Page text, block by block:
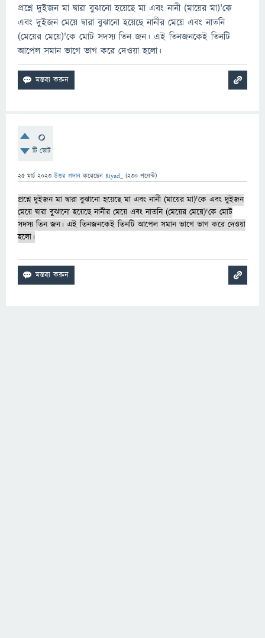
প্রশ্নে দুইজন মা দ্বারা বুঝানো হয়েছে মা এবং নানী (মায়ের মা)'কে
এবং দুইজন মেয়ে দ্বারা বুঝানো হয়েছে নানীর মেয়ে এবং নাতনি
(মেয়ের মেয়ে)'কে মোট সদস্য তিন জন। এই তিনজনকেই তিনটি
আপেল সমান ভাগে ভাগ করে দেওয়া হলো।
0
টি ভোট
25 মার্চ 2023 উত্তর প্রদান করেছেন Riyad_ (230 পয়েন্ট)
প্রশ্নে দুইজন মা দ্বারা বুঝানো হয়েছে মা এবং নানী (মায়ের মা)'কে এবং দুইজন
মেয়ে দ্বারা বুঝানো হয়েছে নানীর মেয়ে এবং নাতনি (মেয়ের মেয়ে)'কে মোট
সদস্য তিন জন। এই তিনজনকেই তিনটি আপেল সমান ভাগে ভাগ করে দেওয়া
হলো।